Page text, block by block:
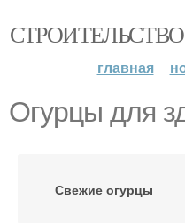
главная
Огурцы для
Свежие огурцы